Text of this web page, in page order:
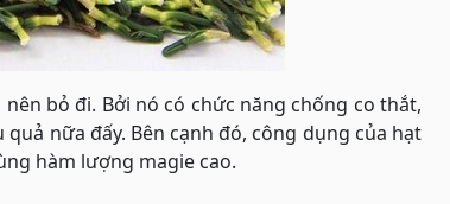
bỏ đi. Bởi nó có chức năng chống co thắt,
nữa đấy. Bên cạnh đó, công dụng của hạt
hàm lượng magie cao.